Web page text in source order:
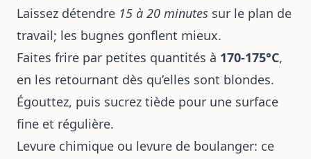
Laissez détendre 15 à 20 minutes sur le plan de
travail; les bugnes gonflent mieux.
Faites frire par petites quantités à 170-175°C,
en les retournant dès qu’elles sont blondes.
Égouttez, puis sucrez tiède pour une surface
fine et régulière.
Levure chimique ou levure de boulanger: ce